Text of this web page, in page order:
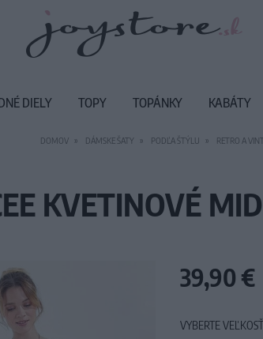
DOMOV DÁMSKE ŠATY PODĽA ŠTÝLU RETRO A
KVETINOVÉ
39,90 €
VYBERTE VEĽKOSŤ
DIELY TOPY TOPÁNKY KABÁTY